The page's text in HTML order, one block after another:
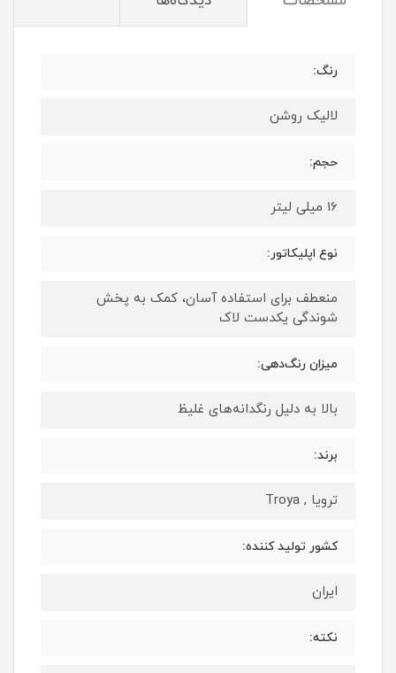
رنگ:
لالیک روشن
حجم:
16 میلی لیتر
نوع اپلیکاتور:
منعطف برای استفاده آسان، کمک به پخش
شوندگی یکدست لاک
میزان رنگ‌دهی:
بالا به دلیل رنگدانه‌های غلیظ
برند:
ترویا , Troya
کشور تولید کننده:
ایران
نکته: